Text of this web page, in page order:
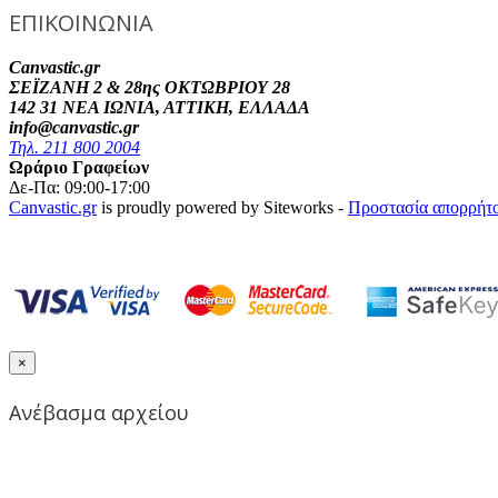
ΕΠΙΚΟΙΝΩΝΙΑ
Canvastic.gr
ΣΕΪΖΑΝΗ 2 & 28ης ΟΚΤΩΒΡΙΟΥ 28
142 31 ΝΕΑ ΙΩΝΙΑ, ΑΤΤΙΚΗ, ΕΛΛΑΔΑ
info@canvastic.gr
Τηλ. 211 800 2004
Ωράριο Γραφείων
Δε-Πα: 09:00-17:00
Canvastic.gris proudly powered by Siteworks - Προστασία
×
Ανέβασμα αρχείου